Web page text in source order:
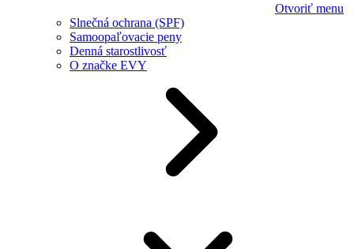
Otvoriť menu
Slnečná ochrana (SPF)
Samoopaľovacie peny
Denná starostlivosť
O značke EVY